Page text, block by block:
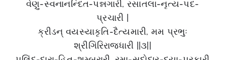
વેણુ-સ્વનાનન્દિત-પન્નગારી, રસાતલા-નૃત્ય-પદ-
પ્રચારી |
ક્રીડન્ વયસ્યાકૃતિ-દૈત્યમારી, મમ પ્રભુઃ
શ્રીગિરિરાજધારી ||૩||